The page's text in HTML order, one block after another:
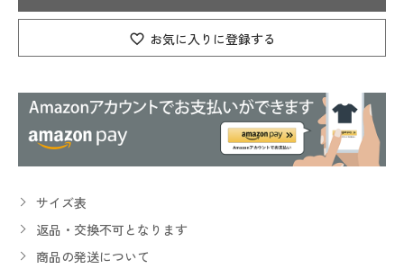
お気に入りに登録する
サイズ表
返品・交換不可となります
商品の発送について